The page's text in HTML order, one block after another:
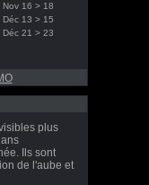
Nov 16 > 18
Déc 13 > 15
Déc 21 > 23
plus
Ils sont
de l'aube et